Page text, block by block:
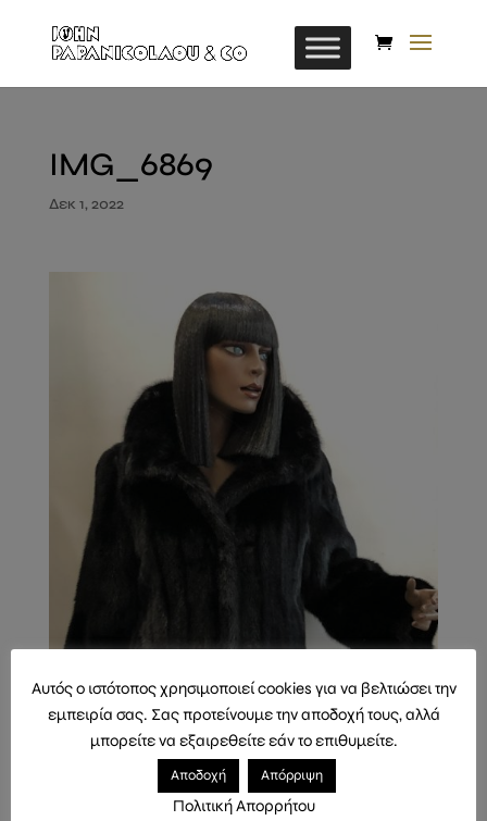
IMG_6869
Δεκ 1, 2022
Αυτός ο ιστότοπος χρησιμοποιεί cookies για να βελτιώσει την
εμπειρία σας. Σας προτείνουμε την αποδοχή τους, αλλά
μπορείτε να εξαιρεθείτε εάν το επιθυμείτε.
Αποδοχή Απόρριψη
Πολιτική Απορρήτου